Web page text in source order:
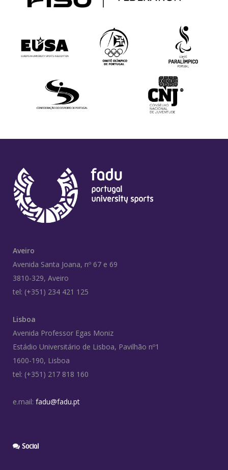
Aveiro
Avenida Santa Joana, nº 67 e 69
3810-329, Aveiro
tel: (+351) 234 421 125
Lisboa
Avenida Professor Egas Moniz
Estádio Universitário de Lisboa, Pavilhão nº1
1600-190, Lisboa
tel: (+351) 217 818 160
e.mail: fadu@fadu.pt
Social